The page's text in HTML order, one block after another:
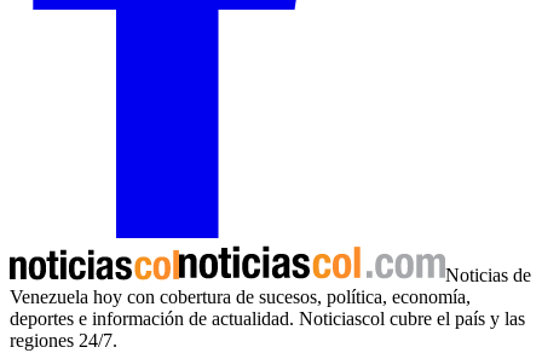
Noticias de
Venezuela hoy con cobertura de sucesos, política, economía,
deportes e información de actualidad. Noticiascol cubre el país y las
regiones 24/7.